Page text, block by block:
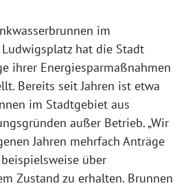
im
hat die Stadt
ihrer Energiesparmaßnahmen
Bereits seit Jahren ist etwa
im Stadtgebiet aus
außer Betrieb. „Wir
Jahren mehrfach Anträge
über
Zustand zu erhalten. Brunnen